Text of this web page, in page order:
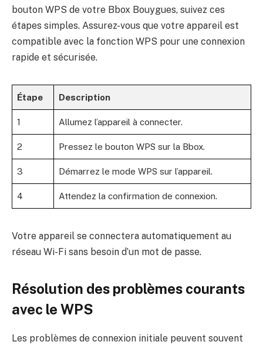
bouton WPS de votre Bbox Bouygues, suivez ces
étapes simples. Assurez-vous que votre appareil est
compatible avec la fonction WPS pour une connexion
rapide et sécurisée.
Étape Description
1 Allumez l’appareil à connecter.
2 Pressez le bouton WPS sur la Bbox.
3 Démarrez le mode WPS sur l’appareil.
4 Attendez la confirmation de connexion.
Votre appareil se connectera automatiquement au
réseau Wi-Fi sans besoin d’un mot de passe.
Résolution des problèmes courants
avec le WPS
Les problèmes de connexion initiale peuvent souvent